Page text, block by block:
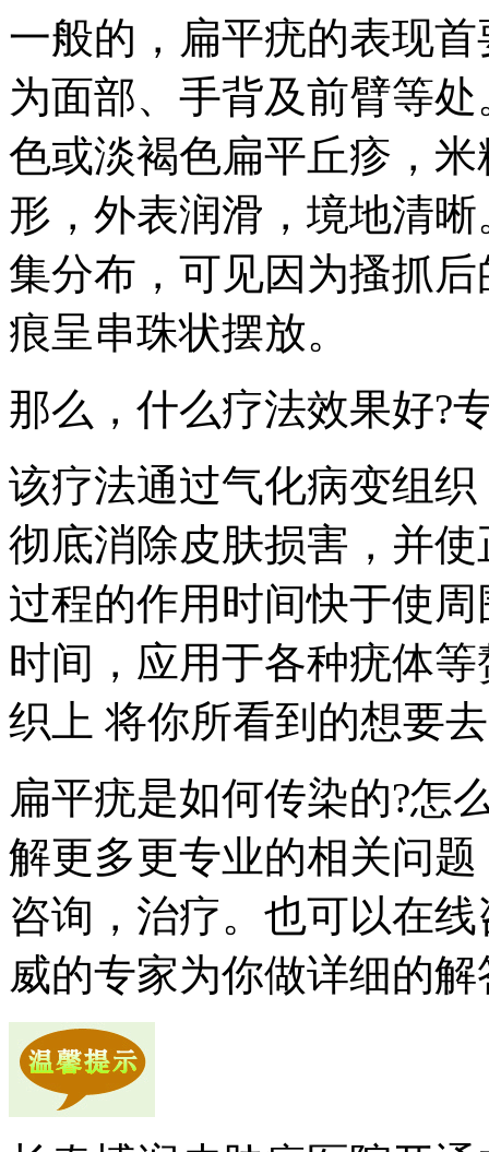
一般的，扁平疣的表现
为面部、手背及前臂等
色或淡褐色扁平丘疹，
形，外表润滑，境地清
集分布，可见因为搔抓
痕呈串珠状摆放。
那么，什么疗法效果好?
该疗法通过气化病变组
彻底消除皮肤损害，并
过程的作用时间快于使
时间，应用于各种疣体
织上 将你所看到的想要
扁平疣是如何传染的?怎
解更多更专业的相关问
咨询，治疗。也可以在
威的专家为你做详细的